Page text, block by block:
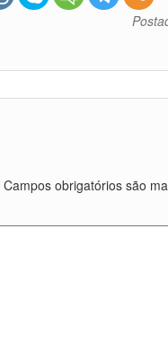
Campos obrigatórios são